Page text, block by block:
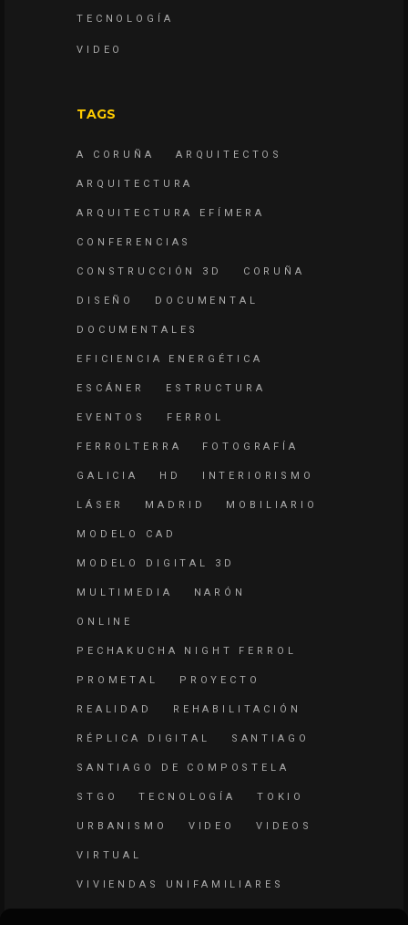
TECNOLOGÍA
VIDEO
TAGS
A CORUÑA ARQUITECTOS
ARQUITECTURA
ARQUITECTURA EFÍMERA
CONFERENCIAS
CONSTRUCCIÓN 3D CORUÑA
DISEÑO DOCUMENTAL
DOCUMENTALES
EFICIENCIA ENERGÉTICA
ESCÁNER ESTRUCTURA
EVENTOS FERROL
FERROLTERRA FOTOGRAFÍA
GALICIA HD INTERIORISMO
LÁSER MADRID MOBILIARIO
MODELO CAD
MODELO DIGITAL 3D
MULTIMEDIA NARÓN
ONLINE
PECHAKUCHA NIGHT FERROL
PROMETAL PROYECTO
REALIDAD REHABILITACIÓN
RÉPLICA DIGITAL SANTIAGO
SANTIAGO DE COMPOSTELA
STGO TECNOLOGÍA TOKIO
URBANISMO VIDEO VIDEOS
VIRTUAL
VIVIENDAS UNIFAMILIARES